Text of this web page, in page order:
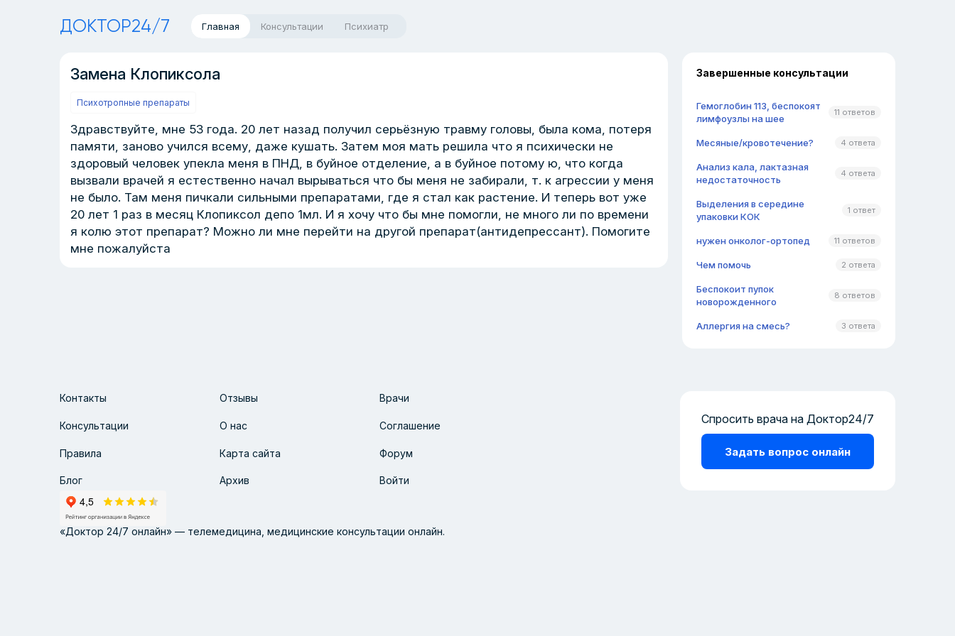
ДОКТОР24/7 Главная Консультации Психиатр
Замена Клопиксола
Психотропные препараты
Здравствуйте, мне 53 года. 20 лет назад получил серьёзную травму головы, была кома, потеря
памяти, заново учился всему, даже кушать. Затем моя мать решила что я психически не
здоровый человек упекла меня в ПНД, в буйное отделение, а в буйное потому ю, что когда
вызвали врачей я естественно начал вырываться что бы меня не забирали, т. к агрессии у меня
не было. Там меня пичкали сильными препаратами, где я стал как растение. И теперь вот уже
20 лет 1 раз в месяц Клопиксол депо 1мл. И я хочу что бы мне помогли, не много ли по времени
я колю этот препарат? Можно ли мне перейти на другой препарат(антидепрессант). Помогите
мне пожалуйста
Завершенные консультации
Гемоглобин 113, беспокоят
лимфоузлы на шее
11 ответов
Месяные/кровотечение? 4 ответа
Анализ кала, лактазная
недостаточность
4 ответа
Выделения в середине
упаковки КОК
1 ответ
нужен онколог-ортопед 11 ответов
Чем помочь 2 ответа
Беспокоит пупок
новорожденного
8 ответов
Аллергия на смесь? 3 ответа
Контакты Отзывы Врачи
Консультации О нас Соглашение
Правила Карта сайта Форум
Блог Архив Войти
Спросить врача на Доктор24/7
Задать вопрос онлайн
«Доктор 24/7 онлайн» — телемедицина, медицинские консультации онлайн.